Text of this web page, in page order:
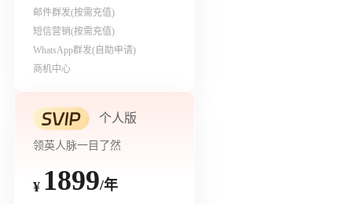
邮件群发(按需充值)
短信营销(按需充值)
WhatsApp群发(自助申请)
商机中心
个人版
领英人脉一目了然
¥ 1899/年